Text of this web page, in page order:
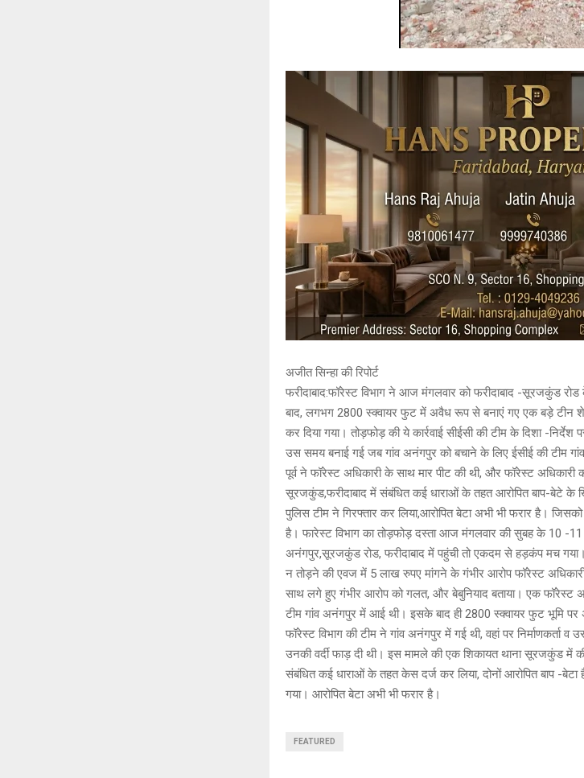
अजीत सिन्हा की रिपोर्ट
फरीदाबाद:फॉरेस्ट विभाग ने आज मंगलवार को फरीदाबाद -सूरजकुंड
बाद, लगभग 2800 स्क्वायर फुट में अवैध रूप से बनाएं गए एक बड़े टीन
कर दिया गया। तोड़फोड़ की ये कार्रवाई सीईसी की टीम के दिशा -
उस समय बनाई गई जब गांव अनंगपुर को बचाने के लिए ईसीई की टीम
पूर्व ने फॉरेस्ट अधिकारी के साथ मार पीट की थी, और फॉरेस्ट अधिकारी
सूरजकुंड,फरीदाबाद में संबंधित कई धाराओं के तहत आरोपित बाप-बेटे के
पुलिस टीम ने गिरफ्तार कर लिया,आरोपित बेटा अभी भी फरार है।
है। फारेस्ट विभाग का तोड़फोड़ दस्ता आज मंगलवार की सुबह के 10 -
अनंगपुर,सूरजकुंड रोड, फरीदाबाद में पहुंची तो एकदम से हड़कंप मच
न तोड़ने की एवज में 5 लाख रुपए मांगने के गंभीर आरोप फॉरेस्ट
साथ लगे हुए गंभीर आरोप को गलत, और बेबुनियाद बताया। एक फॉरेस्ट
टीम गांव अनंगपुर में आई थी। इसके बाद ही 2800 स्क्वायर फुट भूमि
फॉरेस्ट विभाग की टीम ने गांव अनंगपुर में गई थी, वहां पर
उनकी वर्दी फाड़ दी थी। इस मामले की एक शिकायत थाना सूरजकुंड में
संबंधित कई धाराओं के तहत केस दर्ज कर लिया, दोनों आरोपित बाप -बेटा
गया। आरोपित बेटा अभी भी फरार है।
FEATURED